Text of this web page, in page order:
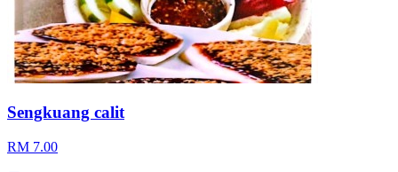
Sengkuang calit
RM 7.00